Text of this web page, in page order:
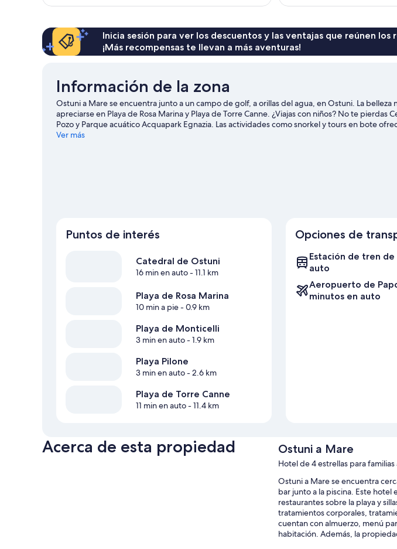
Inicia sesión para ver los descuentos y las ventajas que reúnen los
¡Más recompensas te llevan a más aventuras!
Información de la zona
Ostuni a Mare se encuentra junto a un campo de golf, a orillas del agua, en Ostuni. La belleza
apreciarse en Playa de Rosa Marina y Playa de Torre Canne. ¿Viajas con niños? No te pierdas
Pozo y Parque acuático Acquapark Egnazia. Las actividades como snorkel y tours en bote
disfrutar del agua y, si buscas un poco de adrenalina, puedes hacer exploración de cuevas y
Ver más
Puntos de interés
Catedral de Ostuni
16 min en auto- 11.1 km
Playa de Rosa Marina
10 min a pie- 0.9 km
Playa de Monticelli
3 min en auto- 1.9 km
Playa Pilone
3 min en auto- 2.6 km
Playa de Torre Canne
11 min en auto- 11.4 km
Opciones de
Estación de tren
auto
Aeropuerto de
minutos en auto
Acerca de esta propiedad Ostuni a Mare
Hotel de 4 estrellas para familias
Ostuni a Mare se encuentra
bar junto a la piscina. Este
restaurantes sobre la playa y
tratamientos corporales,
cuentan con almuerzo, menú
habitación. Además, la